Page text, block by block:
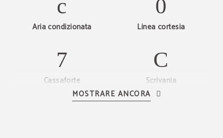
Aria condizionata Linea cortesia
Cassaforte Scrivania
MOSTRARE ANCORA